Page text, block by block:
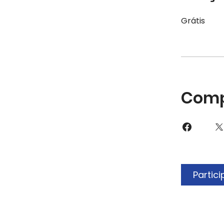
Grátis